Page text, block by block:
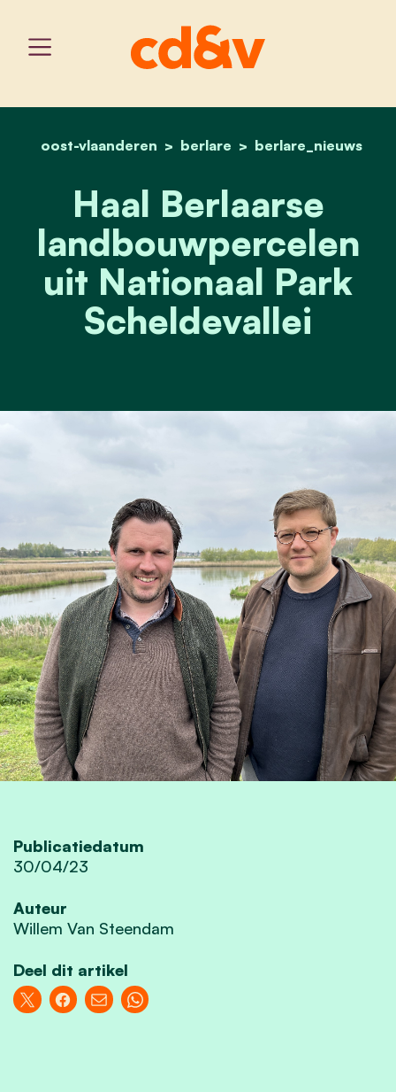
home
oost-vlaanderen berlare berlare_nieuws
haal berlaarse
Haal Berlaarse
landbouwpercelen
uit Nationaal Park
Scheldevallei
Publicatiedatum
30/04/23
Auteur
Willem Van Steendam
Deel dit artikel